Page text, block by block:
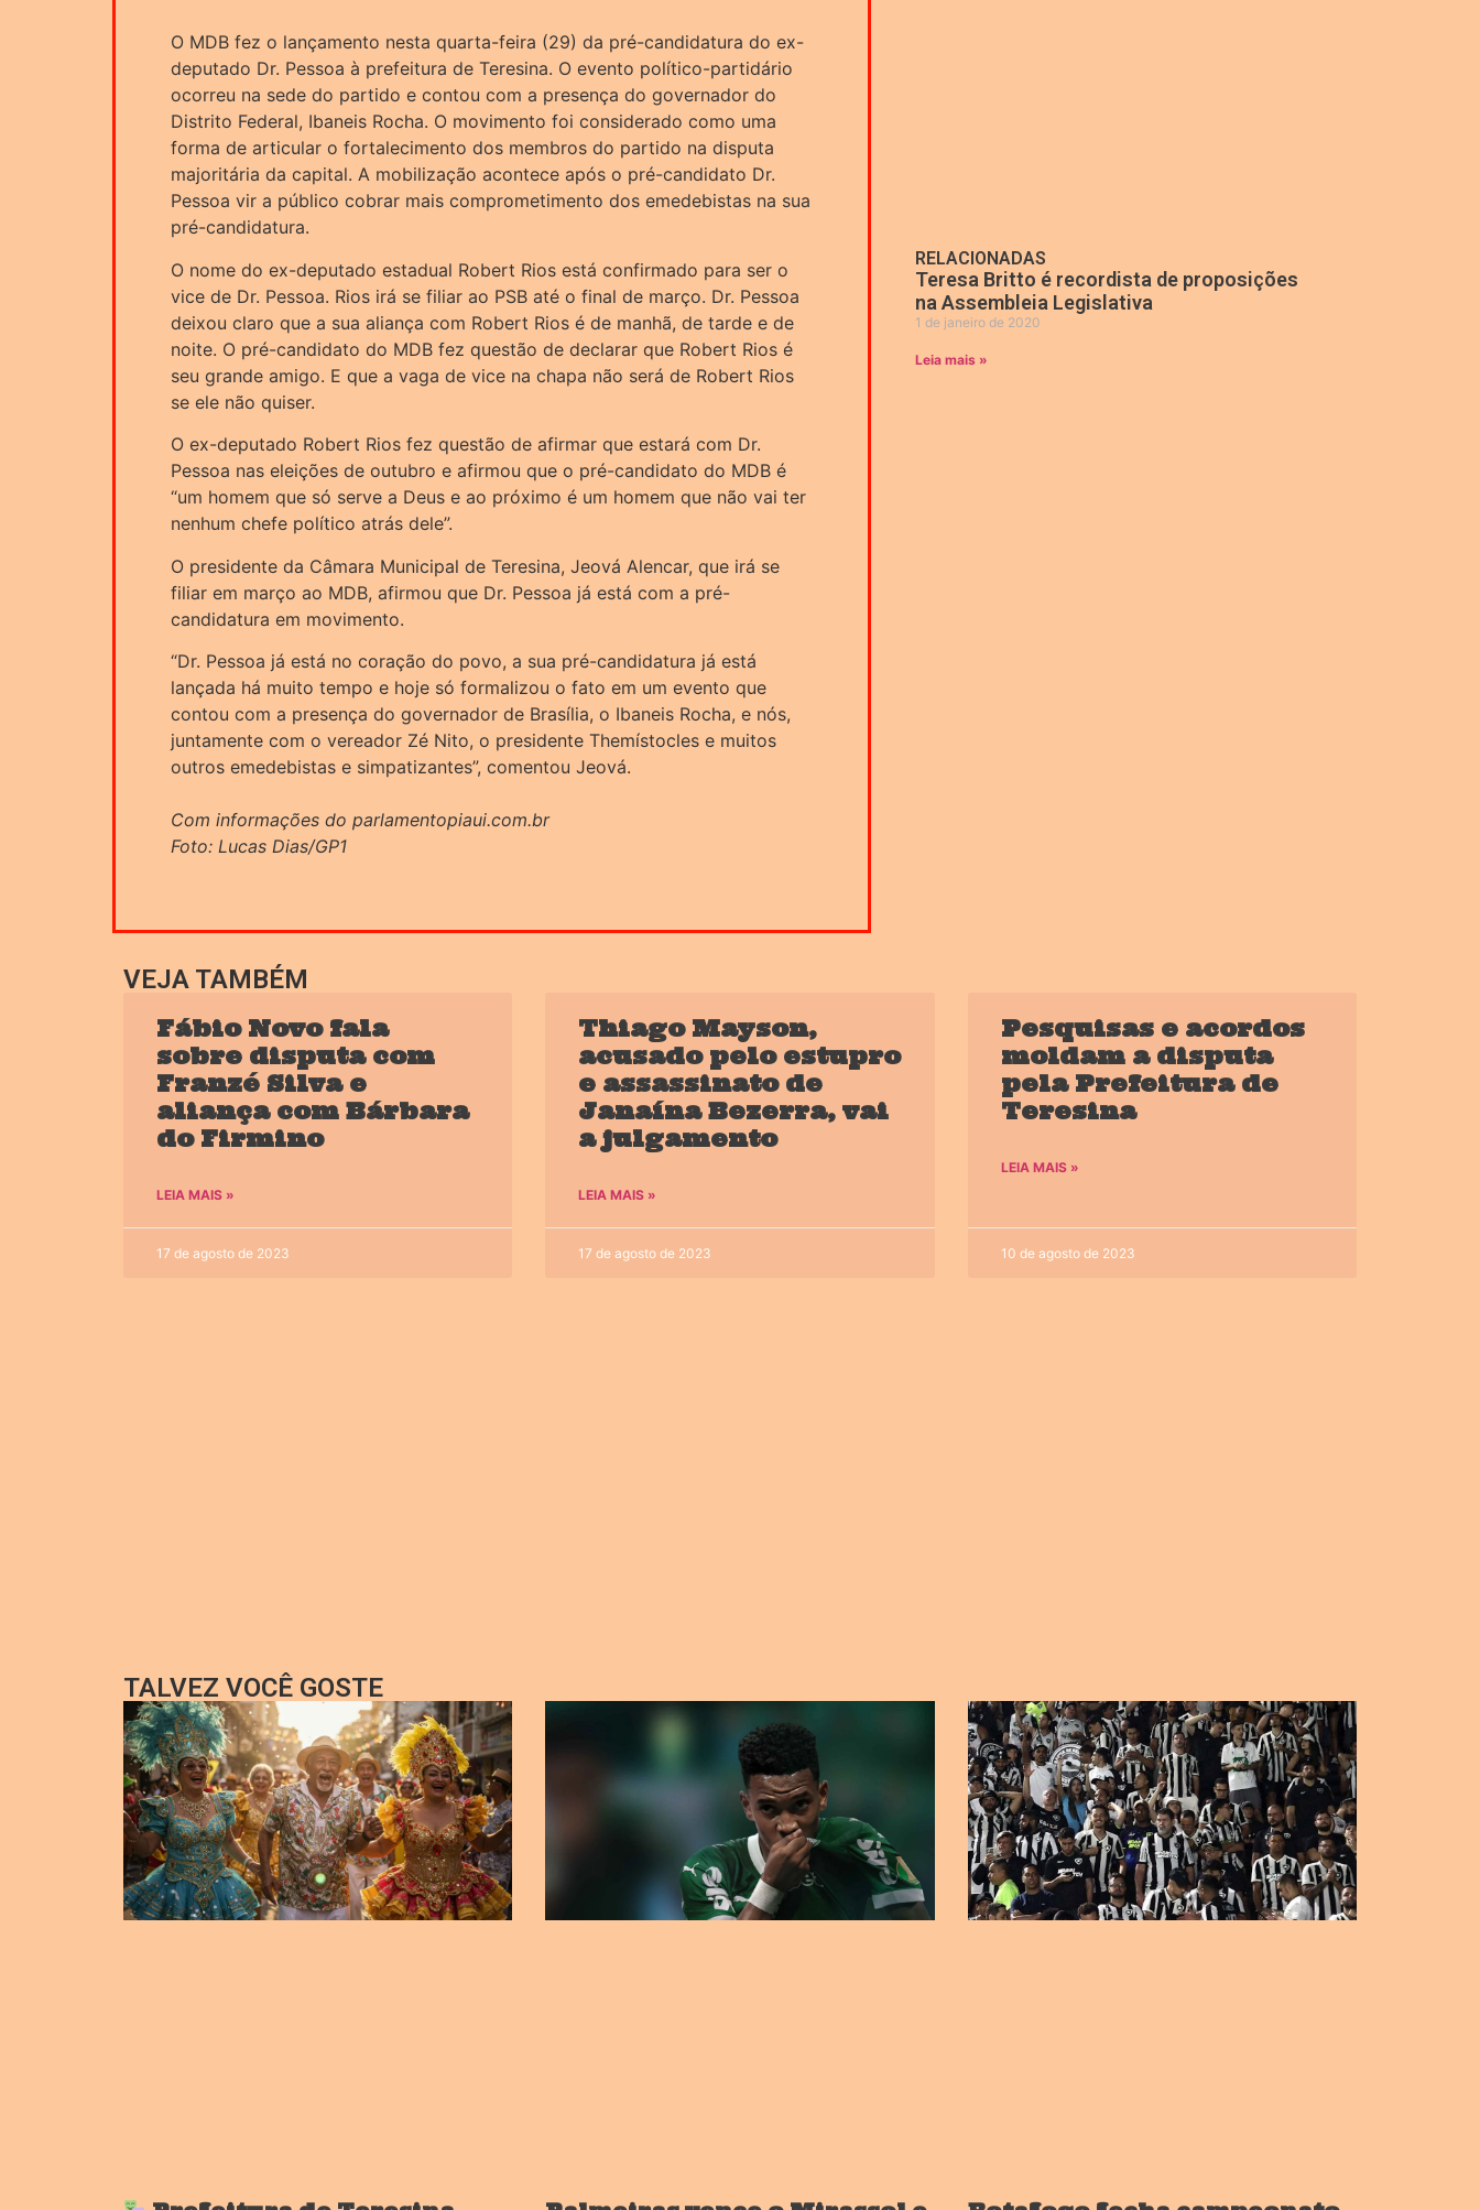
O MDB fez o lançamento nesta quarta-feira (29) da pré-candidatura do ex-
deputado Dr. Pessoa à prefeitura de Teresina. O evento político-partidário
ocorreu na sede do partido e contou com a presença do governador do
Distrito Federal, Ibaneis Rocha. O movimento foi considerado como uma
forma de articular o fortalecimento dos membros do partido na disputa
majoritária da capital. A mobilização acontece após o pré-candidato Dr.
Pessoa vir a público cobrar mais comprometimento dos emedebistas na sua
pré-candidatura.
O nome do ex-deputado estadual Robert Rios está confirmado para ser o
vice de Dr. Pessoa. Rios irá se filiar ao PSB até o final de março. Dr. Pessoa
deixou claro que a sua aliança com Robert Rios é de manhã, de tarde e de
noite. O pré-candidato do MDB fez questão de declarar que Robert Rios é
seu grande amigo. E que a vaga de vice na chapa não será de Robert Rios
se ele não quiser.
O ex-deputado Robert Rios fez questão de afirmar que estará com Dr.
Pessoa nas eleições de outubro e afirmou que o pré-candidato do MDB é
“um homem que só serve a Deus e ao próximo é um homem que não vai ter
nenhum chefe político atrás dele”.
O presidente da Câmara Municipal de Teresina, Jeová Alencar, que irá se
filiar em março ao MDB, afirmou que Dr. Pessoa já está com a pré-
candidatura em movimento.
“Dr. Pessoa já está no coração do povo, a sua pré-candidatura já está
lançada há muito tempo e hoje só formalizou o fato em um evento que
contou com a presença do governador de Brasília, o Ibaneis Rocha, e nós,
juntamente com o vereador Zé Nito, o presidente Themístocles e muitos
outros emedebistas e simpatizantes”, comentou Jeová.
Com informações do parlamentopiaui.com.br
Foto: Lucas Dias/GP1
RELACIONADAS
Teresa Britto é recordista de proposições
na Assembleia Legislativa
1 de janeiro de 2020
Leia mais »
VEJA TAMBÉM
Fábio Novo fala
sobre disputa com
Franzé Silva e
aliança com Bárbara
do Firmino
LEIA MAIS »
17 de agosto de 2023
Thiago Mayson,
acusado pelo estupro
e assassinato de
Janaína Bezerra, vai
a julgamento
LEIA MAIS »
17 de agosto de 2023
Pesquisas e acordos
moldam a disputa
pela Prefeitura de
Teresina
LEIA MAIS »
10 de agosto de 2023
TALVEZ VOCÊ GOSTE